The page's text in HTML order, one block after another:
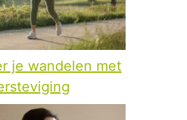
je wandelen met